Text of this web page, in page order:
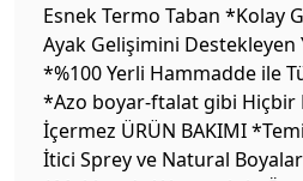
Esnek Termo Taban *Kolay
Ayak Gelişimini Destekleyen
*%100 Yerli Hammadde ile
*Azo boyar-ftalat gibi Hiçbir
İçermez ÜRÜN BAKIMI
İtici Sprey ve Natural